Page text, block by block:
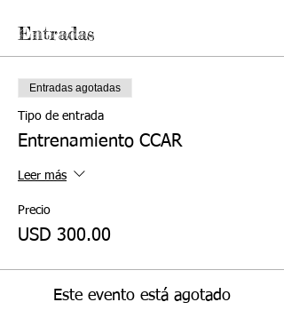
Entradas
Entradas agotadas
Tipo de entrada
Entrenamiento CCAR
Leer más
Precio
USD 300.00
Este evento está agotado